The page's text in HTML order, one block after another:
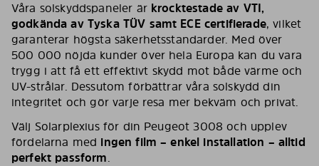
Våra solskyddspaneler är krocktestade av VTI,
godkända av Tyska TÜV samt ECE certifierade, vilket
garanterar högsta säkerhetsstandarder. Med över
500 000 nöjda kunder över hela Europa kan du vara
trygg i att få ett effektivt skydd mot både värme och
UV-strålar. Dessutom förbättrar våra solskydd din
integritet och gör varje resa mer bekväm och privat.
Välj Solarplexius för din Peugeot 3008 och upplev
fördelarna med ingen film – enkel installation – alltid
perfekt passform.